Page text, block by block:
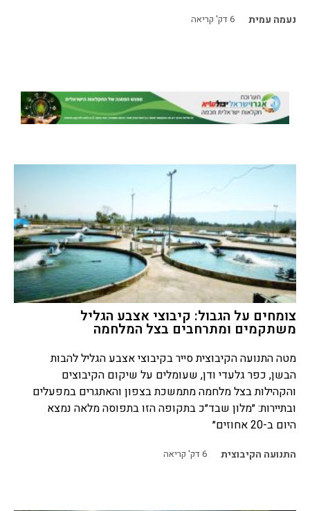
נעמה עמית 6דק' קריאה
צומחים על הגבול: קיבוצי אצבע הגליל
משתקמים ומתרחבים בצל המלחמה
מטה התנועה הקיבוצית סייר בקיבוצי אצבע הגליל להבות
הבשן, כפר גלעדי ודן, שעומלים על שיקום הקיבוצים
והקהילות בצל מלחמה מתמשכת בצפון והאתגרים במפעלים
ובתיירות: ״מלון שבד״כ בתקופה הזו בתפוסה מלאה נמצא
היום ב-20 אחוזים״
התנועה הקיבוצית 6דק' קריאה